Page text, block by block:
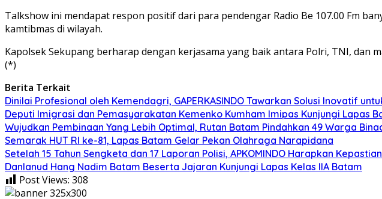
Talkshow ini mendapat respon positif dari para pendengar Radio Be 107.00 Fm
kamtibmas di wilayah.
Kapolsek Sekupang berharap dengan kerjasama yang baik antara Polri, TNI, dan
(*)
Berita Terkait
Dinilai Profesional oleh Kemendagri, GAPERKASINDO Tawarkan Solusi Inovatif
Deputi Imigrasi dan Pemasyarakatan Kemenko Kumham Imipas Kunjungi Lapas
Wujudkan Pembinaan Yang Lebih Optimal, Rutan Batam Pindahkan 49 Warga
Semarak HUT RI ke-81, Lapas Batam Gelar Pekan Olahraga Narapidana
Setelah 15 Tahun Sengketa dan 17 Laporan Polisi, APKOMINDO Harapkan
Danlanud Hang Nadim Batam Beserta Jajaran Kunjungi Lapas Kelas IIA Batam
Post Views: 308